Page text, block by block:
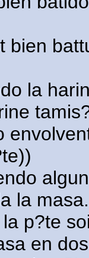
bien
la
la
p?te
en